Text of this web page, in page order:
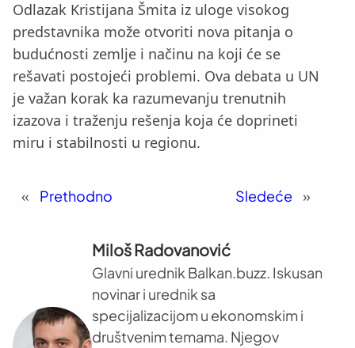
Odlazak Kristijana Šmita iz uloge visokog
predstavnika može otvoriti nova pitanja o
budućnosti zemlje i načinu na koji će se
rešavati postojeći problemi. Ova debata u UN
je važan korak ka razumevanju trenutnih
izazova i traženju rešenja koja će doprineti
miru i stabilnosti u regionu.
« Prethodno Sledeće »
Miloš Radovanović
Glavni urednik Balkan.buzz. Iskusan
novinar i urednik sa
specijalizacijom u ekonomskim i
društvenim temama. Njegov